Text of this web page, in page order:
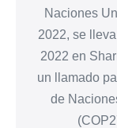
Naciones
2022, se
2022 en
un llamado
de